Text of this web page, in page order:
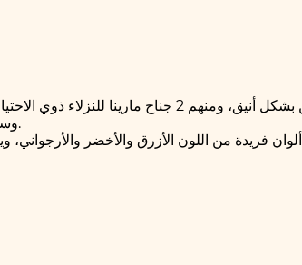
وسائل الراحة والخدمات الضرورية المتوقعة في فندق بوتيك فاخر وعلى الطراز الحديث.
وغرف سيفاوي للنزلاء وأجنحة المارينا هي غرف وأجنحة مصممة بـ 3 ألوان